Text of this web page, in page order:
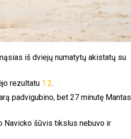
iš dviejų numatytų akistatų su
rezultatu 1:2.
padvigubino, bet 27 minutę Mantas
Navicko šūvis tikslus nebuvo ir